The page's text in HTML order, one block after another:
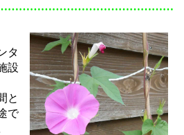
タ
設
と
で